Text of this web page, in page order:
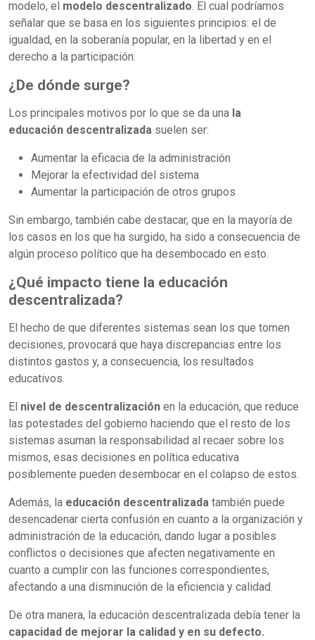
modelo, el modelo descentralizado. El cual podríamos
señalar que se basa en los siguientes principios: el de
igualdad, en la soberanía popular, en la libertad y en el
derecho a la participación.
¿De dónde surge?
Los principales motivos por lo que se da una la
educación descentralizada suelen ser:
Aumentar la eficacia de la administración
Mejorar la efectividad del sistema
Aumentar la participación de otros grupos
Sin embargo, también cabe destacar, que en la mayoría de
los casos en los que ha surgido, ha sido a consecuencia de
algún proceso político que ha desembocado en esto.
¿Qué impacto tiene la educación
descentralizada?
El hecho de que diferentes sistemas sean los que tomen
decisiones, provocará que haya discrepancias entre los
distintos gastos y, a consecuencia, los resultados
educativos.
El nivel de descentralización en la educación, que reduce
las potestades del gobierno haciendo que el resto de los
sistemas asuman la responsabilidad al recaer sobre los
mismos, esas decisiones en política educativa
posiblemente pueden desembocar en el colapso de estos.
Además, la educación descentralizada también puede
desencadenar cierta confusión en cuanto a la organización y
administración de la educación, dando lugar a posibles
conflictos o decisiones que afecten negativamente en
cuanto a cumplir con las funciones correspondientes,
afectando a una disminución de la eficiencia y calidad.
De otra manera, la educación descentralizada debía tener la
capacidad de mejorar la calidad y en su defecto.